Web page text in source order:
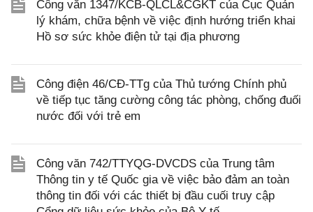
Công văn 1347/KCB-QLCL&CGKT của Cục Quản
lý khám, chữa bệnh về việc định hướng triển khai
Hồ sơ sức khỏe điện tử tại địa phương
Công điện 46/CĐ-TTg của Thủ tướng Chính phủ
về tiếp tục tăng cường công tác phòng, chống đuối
nước đối với trẻ em
Công văn 742/TTYQG-DVCDS của Trung tâm
Thông tin y tế Quốc gia về việc bảo đảm an toàn
thông tin đối với các thiết bị đầu cuối truy cập